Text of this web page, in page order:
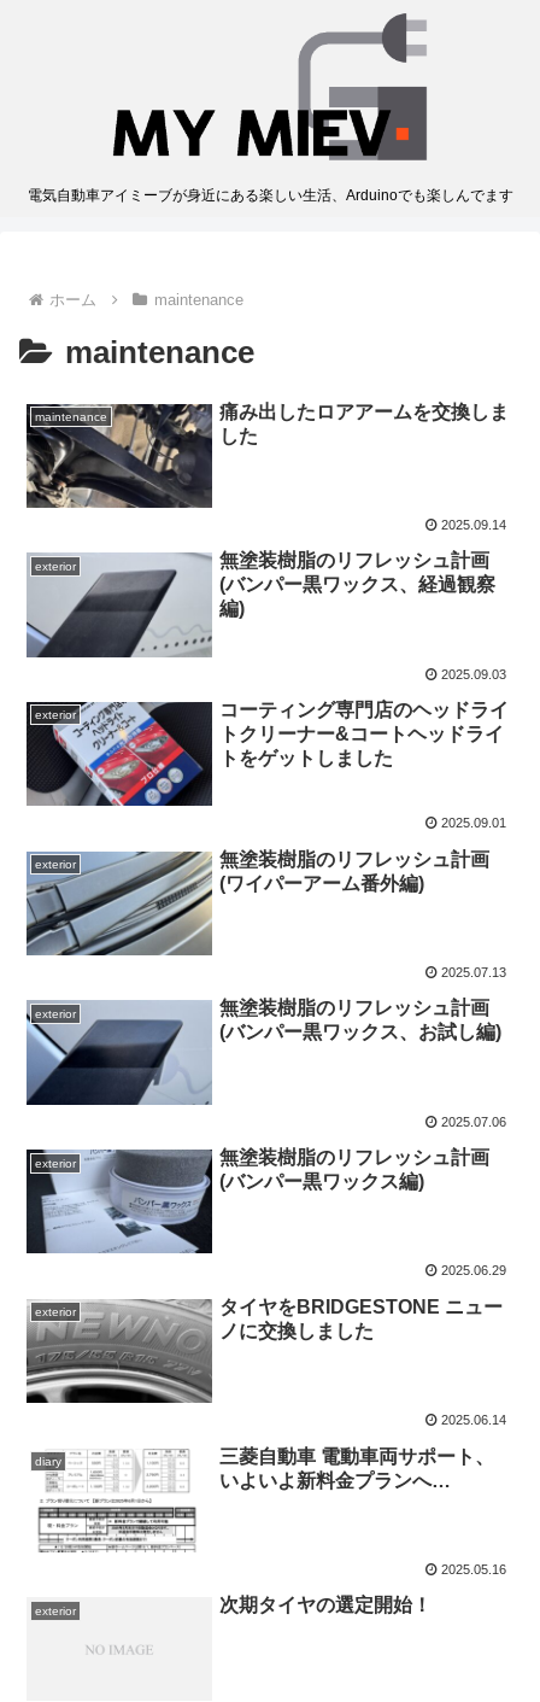
電気自動車アイミーブが身近にある楽しい生活、Arduinoでも楽しんでます
ホーム maintenance
maintenance
maintenance
痛み出したロアアームを交換しま
した
2025.09.14
exterior
無塗装樹脂のリフレッシュ計画
(バンパー黒ワックス、経過観察
編)
2025.09.03
exterior
コーティング専門店のヘッドライ
トクリーナー&コートヘッドライ
トをゲットしました
2025.09.01
exterior
無塗装樹脂のリフレッシュ計画
(ワイパーアーム番外編)
2025.07.13
exterior
無塗装樹脂のリフレッシュ計画
(バンパー黒ワックス、お試し編)
2025.07.06
exterior
無塗装樹脂のリフレッシュ計画
(バンパー黒ワックス編)
2025.06.29
exterior
タイヤをBRIDGESTONE ニュー
ノに交換しました
2025.06.14
diary
三菱自動車 電動車両サポート、
いよいよ新料金プランへ…
2025.05.16
exterior 次期タイヤの選定開始！